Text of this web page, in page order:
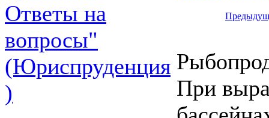
Ответы на
вопросы"
(Юриспруденция
)
При